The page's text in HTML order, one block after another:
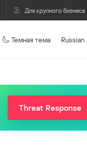
Для крупного бизнеса
Темная тема Russian
Threat Response